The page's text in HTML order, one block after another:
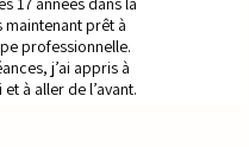
maintenant prêt à
professionnelle.
j’ai appris à
à aller de l’avant.